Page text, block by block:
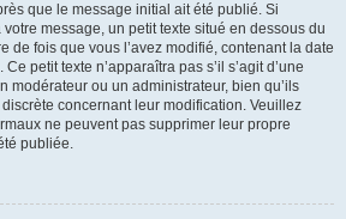
que le message initial ait été publié. Si
message, un petit texte situé en dessous du
de fois que vous l’avez modifié, contenant la date
petit texte n’apparaîtra pas s’il s’agit d’une
modérateur ou un administrateur, bien qu’ils
concernant leur modification. Veuillez
ne peuvent pas supprimer leur propre
publiée.